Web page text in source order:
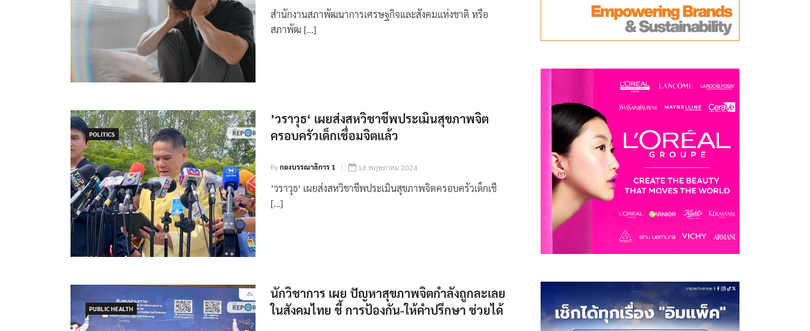
สำนักงานสภาพัฒนาการเศรษฐกิจและสังคมแห่งชาติ หรือ
สภาพัฒ […]
POLITICS
’วราวุธ‘ เผยส่งสหวิชาชีพประเมินสุขภาพจิต
ครอบครัวเด็กเชื่อมจิตแล้ว
Byกองบรรณาธิการ 1 14 พฤษภาคม 2024
’วราวุธ‘ เผยส่งสหวิชาชีพประเมินสุขภาพจิตครอบครัวเด็กเชื
[…]
PUBLIC HEALTH
นักวิชาการ เผย ปัญหาสุขภาพจิตกำลังถูกละเลย
ในสังคมไทย ชี้ การป้องกัน-ให้คำปรึกษา ช่วยได้